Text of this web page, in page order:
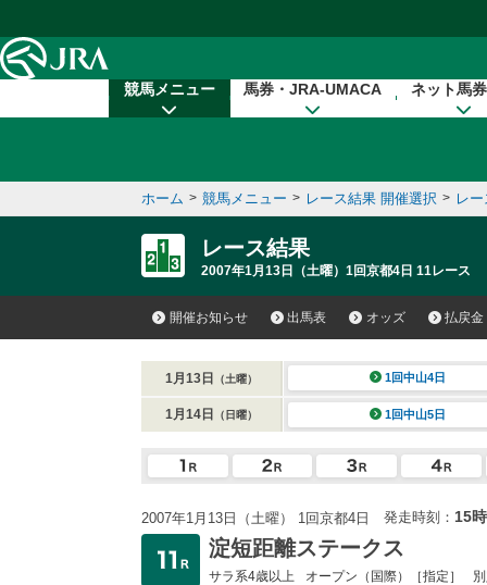
競馬メニュー 馬券・JRA-UMACA ネット馬
ホーム > 競馬メニュー > レース結果 開催選択 > レ
レース結果
2007年1月13日（土曜）1回京都4日 11レース
開催お知らせ 出馬表 オッズ 払戻金
1月13日 （土曜） 1回中山4日
1月14日 （日曜） 1回中山5日
2007年1月13日（土曜） 1回京都4日 発走時刻： 15
淀短距離ステークス
サラ系4歳以上 オープン （国際）［指定］